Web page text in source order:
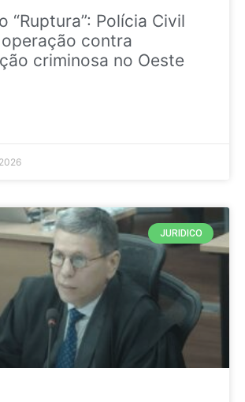
“Ruptura”: Polícia Civil
contra
criminosa no Oeste
JURIDICO